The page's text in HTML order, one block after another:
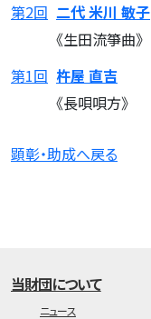
第2回 二代 米川 敏子
《生田流箏曲》
第1回 杵屋 直吉
《長唄唄方》
顕彰・助成へ戻る
当財団について
ニュース